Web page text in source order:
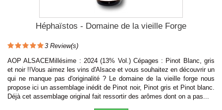
Héphaïstos - Domaine de la vieille Forge
3 Review(s)
AOP ALSACEMillésime : 2024 (13% Vol.) Cépages : Pinot Blanc, gris
et noir !!Vous aimez les vins d'Alsace et vous souhaitez en découvrir un
qui ne manque pas d'originalité ? Le domaine de la vieille forge nous
propose ici un assemblage inédit de Pinot noir, Pinot gris et Pinot blanc.
Déjà cet assemblage original fait ressortir des arômes dont on a pas...